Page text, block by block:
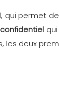
qui permet
les deux